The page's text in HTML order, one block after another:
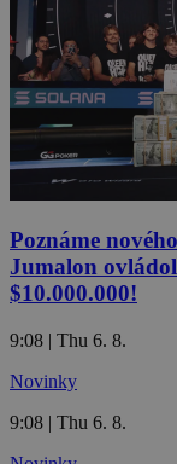
Poznáme
Jumalon
$10.000.000!
9:08 | Thu 6. 8.
Novinky
9:08 | Thu 6. 8.